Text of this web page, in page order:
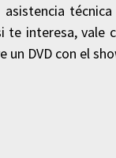
te interesa,
DVD con el